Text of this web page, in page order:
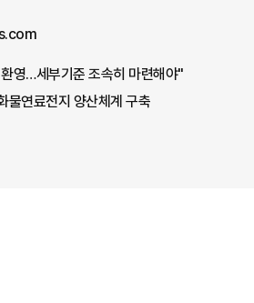
영…세부기준 조속히 마련해야"
물연료전지 양산체계 구축